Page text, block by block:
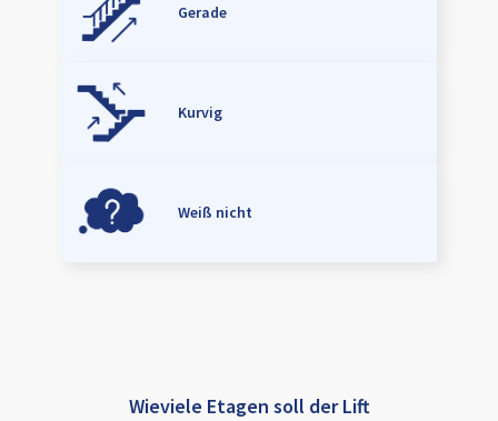
Gerade
Kurvig
Weiß nicht
Wieviele Etagen soll der Lift